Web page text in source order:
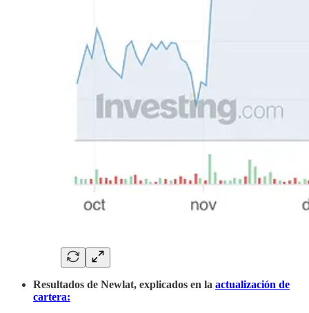
Resultados de Newlat, explicados en la actualización de
cartera: